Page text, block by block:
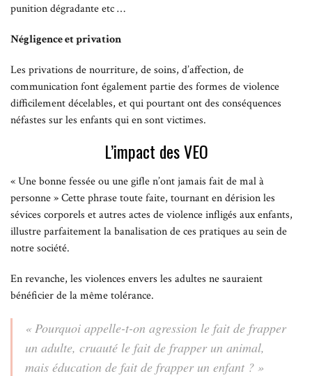
punition dégradante etc …
Négligence et privation
Les privations de nourriture, de soins, d’affection, de
communication font également partie des formes de violence
difficilement décelables, et qui pourtant ont des conséquences
néfastes sur les enfants qui en sont victimes.
L’impact des VEO
« Une bonne fessée ou une gifle n’ont jamais fait de mal à
personne » Cette phrase toute faite, tournant en dérision les
sévices corporels et autres actes de violence infligés aux enfants,
illustre parfaitement la banalisation de ces pratiques au sein de
notre société.
En revanche, les violences envers les adultes ne sauraient
bénéficier de la même tolérance.
« Pourquoi appelle-t-on agression le fait de frapper
un adulte, cruauté le fait de frapper un animal,
mais éducation de fait de frapper un enfant ? »